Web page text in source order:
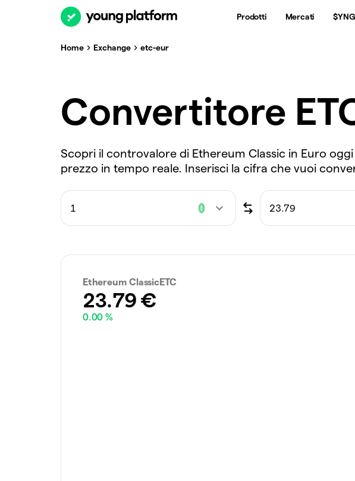
Prodotti Mercati $YNG
Home Exchange etc-eur
Convertitore
Scopri il controvalore di Ethereum Classic in Euro
prezzo in tempo reale. Inserisci la cifra che vuoi
Ethereum ClassicETC
23.79 €
0.00 %